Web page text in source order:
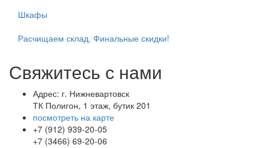
Шкафы
Расчищаем склад. Финальные скидки!
Свяжитесь с нами
Адрес: г. Нижневартовск
ТК Полигон, 1 этаж, бутик 201
посмотреть на карте
+7 (912) 939-20-05
+7 (3466) 69-20-06